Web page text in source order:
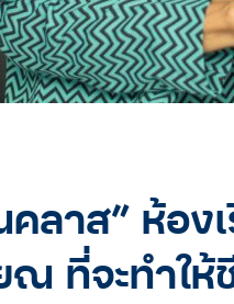
ลาส” ห้อง
ณ ที่จะทำใ